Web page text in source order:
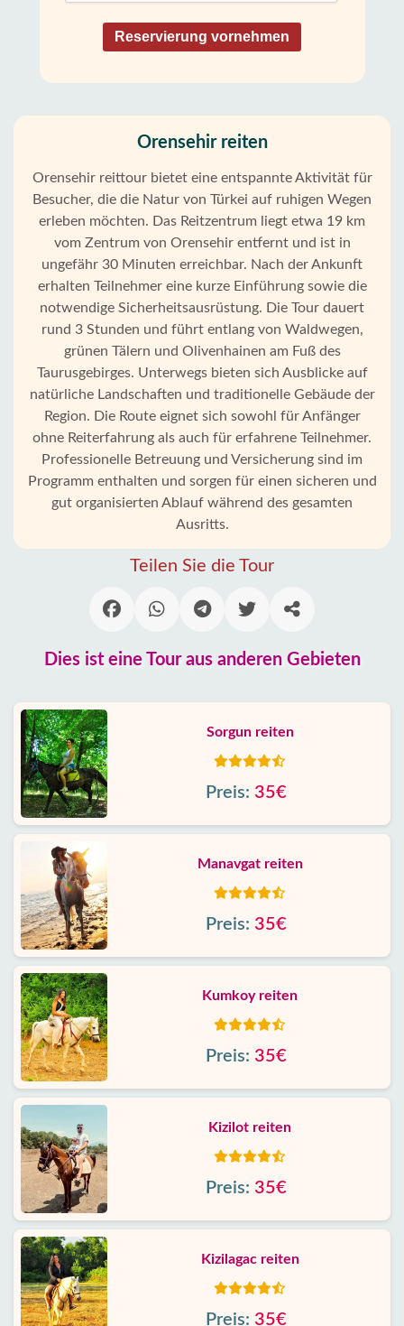
Reservierung vornehmen
Orensehir reiten
Orensehir reittour bietet eine entspannte Aktivität für
Besucher, die die Natur von Türkei auf ruhigen Wegen
erleben möchten. Das Reitzentrum liegt etwa 19 km
vom Zentrum von Orensehir entfernt und ist in
ungefähr 30 Minuten erreichbar. Nach der Ankunft
erhalten Teilnehmer eine kurze Einführung sowie die
notwendige Sicherheitsausrüstung. Die Tour dauert
rund 3 Stunden und führt entlang von Waldwegen,
grünen Tälern und Olivenhainen am Fuß des
Taurusgebirges. Unterwegs bieten sich Ausblicke auf
natürliche Landschaften und traditionelle Gebäude der
Region. Die Route eignet sich sowohl für Anfänger
ohne Reiterfahrung als auch für erfahrene Teilnehmer.
Professionelle Betreuung und Versicherung sind im
Programm enthalten und sorgen für einen sicheren und
gut organisierten Ablauf während des gesamten
Ausritts.
Teilen Sie die Tour
Dies ist eine Tour aus anderen Gebieten
Sorgun reiten
Preis: 35€
Manavgat reiten
Preis: 35€
Kumkoy reiten
Preis: 35€
Kizilot reiten
Preis: 35€
Kizilagac reiten
Preis: 35€